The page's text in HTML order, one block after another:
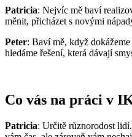
Patricia: Nejvíc mě baví
měnit, přicházet s novými
Peter: Baví mě, když
hledáme řešení, která dávají
Co vás na práci v
Patricia: Určitě různorodost